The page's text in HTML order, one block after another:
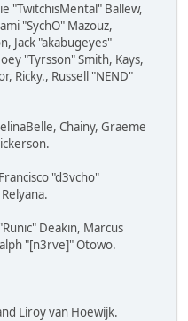
"TwitchisMental" Ballew,
"SychO" Mazouz,
Jack "akabugeyes"
"Tyrsson" Smith, Kays,
Ricky., Russell "NEND"
Chainy, Graeme
"d3vcho"
Deakin, Marcus
"[n3rve]" Otowo.
Liroy van Hoewijk.